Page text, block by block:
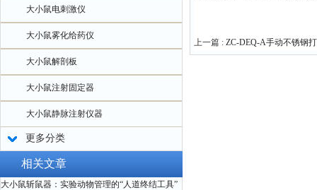
大小鼠电刺激仪
大小鼠雾化给药仪
大小鼠解剖板
大小鼠注射固定器
大小鼠静脉注射仪器
更多分类
相关文章
大小鼠斩鼠器：实验动物管理的“人道终结工具”
上一篇 : ZC-DEQ-A手动不锈钢